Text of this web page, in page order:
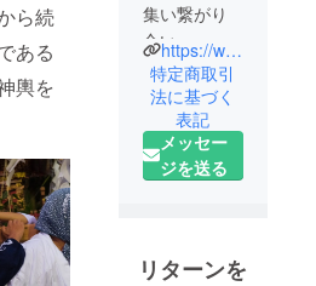
ら続
ある
輿を
集い繋がり
合い、
それぞれ
の“得意なこ
と”を活か
し、
自らの人生
https://www.instagram.com/tokyoisland_tankyu
特定商取引
法に基づく
表記
メッセー
ジを送る
リターンを